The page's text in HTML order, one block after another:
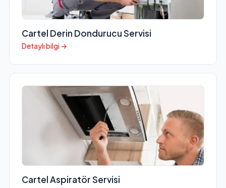
Cartel Derin Dondurucu Servisi
Detaylı bilgi →
Cartel Aspiratör Servisi